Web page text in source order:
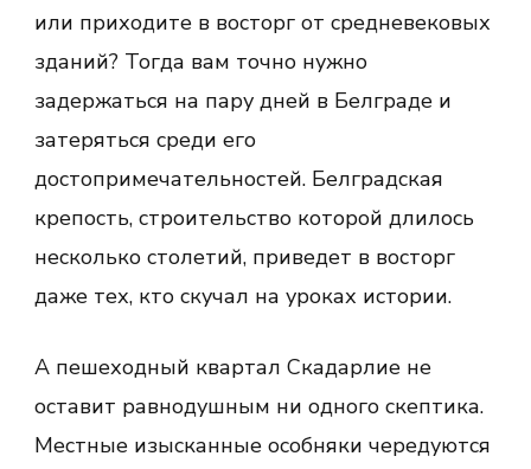
или приходите в восторг от средневековых
зданий? Тогда вам точно нужно
задержаться на пару дней в Белграде и
затеряться среди его
достопримечательностей. Белградская
крепость, строительство которой длилось
несколько столетий, приведет в восторг
даже тех, кто скучал на уроках истории.
А пешеходный квартал Скадарлие не
оставит равнодушным ни одного скептика.
Местные изысканные особняки чередуются